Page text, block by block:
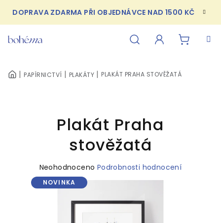
obsah
DOPRAVA ZDARMA PŘI OBJEDNÁVCE NAD 1500 KČ
DOMŮPAPÍRNICTVÍ PLAKÁTY PLAKÁT PRAHA STOVĚŽATÁ
Plakát Praha
stověžatá
Průměrné
hodnocení
produktu
Neohodnoceno Podrobnosti hodnocení
NOVINKA